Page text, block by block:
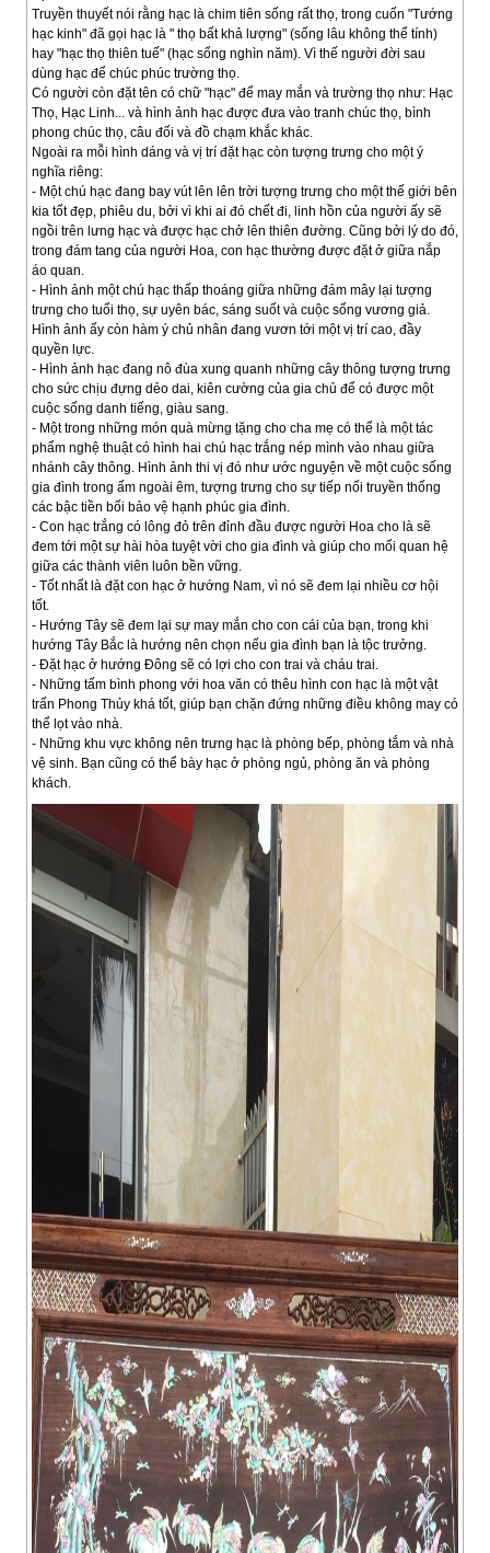
Truyền thuyết nói rằng hạc là chim tiên sống rất thọ, trong cuốn "Tướng
hạc kinh" đã gọi hạc là " thọ bất khả lượng" (sống lâu không thể tính)
hay "hạc thọ thiên tuế" (hạc sống nghìn năm). Vì thế người đời sau
dùng hạc để chúc phúc trường thọ.
Có người còn đặt tên có chữ "hạc" để may mắn và trường thọ như: Hạc
Thọ, Hạc Linh... và hình ảnh hạc được đưa vào tranh chúc thọ, bình
phong chúc thọ, câu đối và đồ chạm khắc khác.
Ngoài ra mỗi hình dáng và vị trí đặt hạc còn tượng trưng cho một ý
nghĩa riêng:
- Một chú hạc đang bay vút lên lên trời tượng trưng cho một thế giới bên
kia tốt đẹp, phiêu du, bởi vì khi ai đó chết đi, linh hồn của người ấy sẽ
ngồi trên lưng hạc và được hạc chở lên thiên đường. Cũng bởi lý do đó,
trong đám tang của người Hoa, con hạc thường được đặt ở giữa nắp
áo quan.
- Hình ảnh một chú hạc thấp thoáng giữa những đám mây lại tượng
trưng cho tuổi thọ, sự uyên bác, sáng suốt và cuộc sống vương giả.
Hình ảnh ấy còn hàm ý chủ nhân đang vươn tới một vị trí cao, đầy
quyền lực.
- Hình ảnh hạc đang nô đùa xung quanh những cây thông tượng trưng
cho sức chịu đựng dẻo dai, kiên cường của gia chủ để có được một
cuộc sống danh tiếng, giàu sang.
- Một trong những món quà mừng tặng cho cha mẹ có thể là một tác
phẩm nghệ thuật có hình hai chú hạc trắng nép mình vào nhau giữa
nhánh cây thông. Hình ảnh thi vị đó như ước nguyện về một cuộc sống
gia đình trong ấm ngoài êm, tượng trưng cho sự tiếp nối truyền thống
các bậc tiền bối bảo vệ hạnh phúc gia đình.
- Con hạc trắng có lông đỏ trên đỉnh đầu được người Hoa cho là sẽ
đem tới một sự hài hòa tuyệt vời cho gia đình và giúp cho mối quan hệ
giữa các thành viên luôn bền vững.
- Tốt nhất là đặt con hạc ở hướng Nam, vì nó sẽ đem lại nhiều cơ hội
tốt.
- Hướng Tây sẽ đem lại sự may mắn cho con cái của bạn, trong khi
hướng Tây Bắc là hướng nên chọn nếu gia đình bạn là tộc trưởng.
- Đặt hạc ở hướng Đông sẽ có lợi cho con trai và cháu trai.
- Những tấm bình phong với hoa văn có thêu hình con hạc là một vật
trấn Phong Thủy khá tốt, giúp bạn chặn đứng những điều không may có
thể lọt vào nhà.
- Những khu vực không nên trưng hạc là phòng bếp, phòng tắm và nhà
vệ sinh. Bạn cũng có thể bày hạc ở phòng ngủ, phòng ăn và phòng
khách.